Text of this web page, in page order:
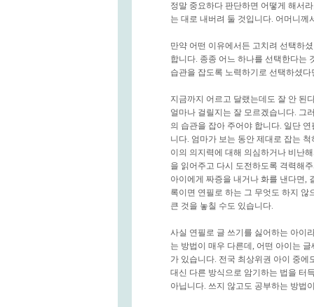
정말 중요하다 판단하면 어떻게 해서
는 대로 내버려 둘 것입니다. 어머니
만약 어떤 이유에서든 고치려 선택하
합니다. 종종 어느 하나를 선택한다는
습관을 잡도록 노력하기로 선택하셨
지금까지 어르고 달랬는데도 잘 안 된
얼마나 걸릴지는 잘 모르겠습니다. 그
의 습관을 잡아 주어야 합니다. 일단
니다. 엄마가 보는 동안 제대로 잡는
이의 의지력에 대해 의심하거나 비난
을 읽어주고 다시 도전하도록 격력해
아이에게 짜증을 내거나 화를 낸다면,
록이면 연필로 하는 그 무엇도 하지
큰 것을 놓칠 수도 있습니다.
사실 연필로 글 쓰기를 싫어하는 아이
는 방법이 매우 다른데, 어떤 아이는
가 있습니다. 전국 최상위권 아이 중
대신 다른 방식으로 암기하는 법을 터
아닙니다. 쓰지 않고도 공부하는 방법